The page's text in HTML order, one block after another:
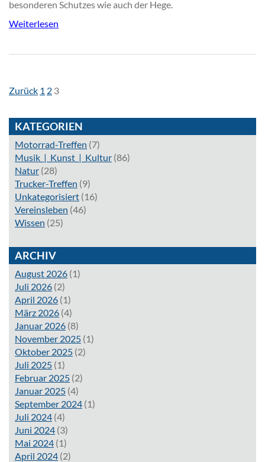
besonderen Schutzes wie auch der Hege.
Weiterlesen
SEITENNAVIGATION
Zurück Seite
1 Seite
2 Seite
3
KATEGORIEN
Motorrad-Treffen (7)
Musik_|_Kunst_|_Kultur (86)
Natur (28)
Trucker-Treffen (9)
Unkategorisiert (16)
Vereinsleben (46)
Wissen (25)
ARCHIV
August 2026 (1)
Juli 2026 (2)
April 2026 (1)
März 2026 (4)
Januar 2026 (8)
November 2025 (1)
Oktober 2025 (2)
Juli 2025 (1)
Februar 2025 (2)
Januar 2025 (4)
September 2024 (1)
Juli 2024 (4)
Juni 2024 (3)
Mai 2024 (1)
April 2024 (2)